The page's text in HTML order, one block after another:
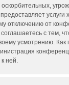
отключению от
с тем,
усмотрению.
ней.